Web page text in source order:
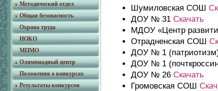
Шумиловская СОШ
ДОУ № 31 Скачать
МДОУ «Центр
Отрадненская СОШ
ДОУ № 1
ДОУ № 1
ДОУ № 26 Скачать
Громовская СОШ
Методический отдел
Общая безопасность
Охрана труда
НОКО
МПМО
Олимпиадный центр
Положения о конкурсах
Результаты конкурсов